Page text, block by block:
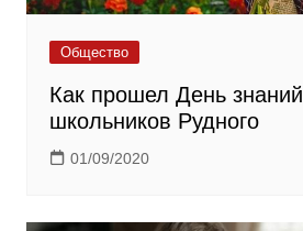
Общество
Как прошел День
школьников Рудного
01/09/2020